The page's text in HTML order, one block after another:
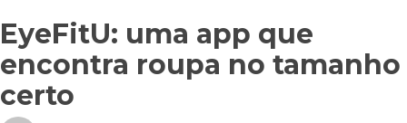
EyeFitU: uma app que
encontra roupa no tamanho
certo